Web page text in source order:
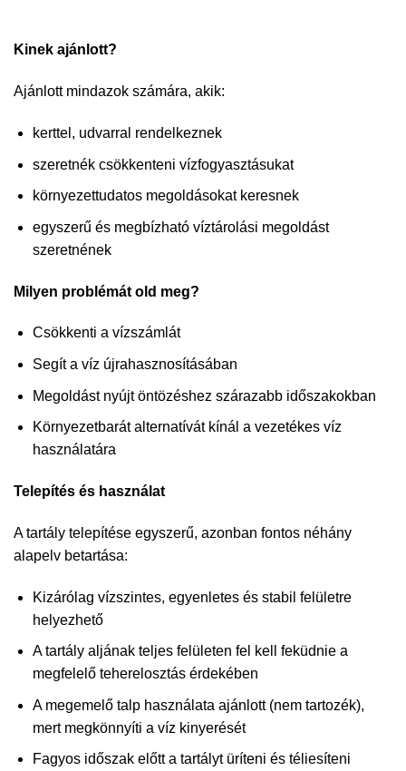
Kinek ajánlott?
Ajánlott mindazok számára, akik:
kerttel, udvarral rendelkeznek
szeretnék csökkenteni vízfogyasztásukat
környezettudatos megoldásokat keresnek
egyszerű és megbízható víztárolási megoldást
szeretnének
Milyen problémát old meg?
Csökkenti a vízszámlát
Segít a víz újrahasznosításában
Megoldást nyújt öntözéshez szárazabb időszakokban
Környezetbarát alternatívát kínál a vezetékes víz
használatára
Telepítés és használat
A tartály telepítése egyszerű, azonban fontos néhány
alapelv betartása:
Kizárólag vízszintes, egyenletes és stabil felületre
helyezhető
A tartály aljának teljes felületen fel kell feküdnie a
megfelelő teherelosztás érdekében
A megemelő talp használata ajánlott (nem tartozék),
mert megkönnyíti a víz kinyerését
Fagyos időszak előtt a tartályt üríteni és téliesíteni